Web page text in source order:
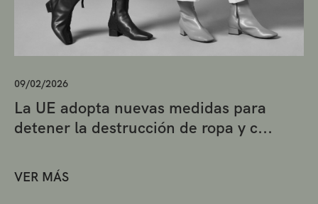
09/02/2026
La UE adopta nuevas medidas para
detener la destrucción de ropa y c...
VER MÁS